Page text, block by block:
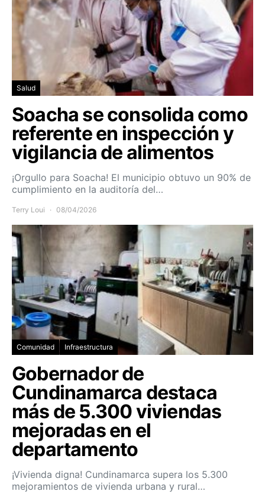
Salud
Soacha se consolida como
referente en inspección y
vigilancia de alimentos
¡Orgullo para Soacha! El municipio obtuvo un 90% de
cumplimiento en la auditoría del…
Terry Loui 08/04/2026
Comunidad Infraestructura
Gobernador de
Cundinamarca destaca
más de 5.300 viviendas
mejoradas en el
departamento
¡Vivienda digna! Cundinamarca supera los 5.300
mejoramientos de vivienda urbana y rural…